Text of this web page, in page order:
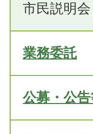
市民説明
業務委託
公募・公